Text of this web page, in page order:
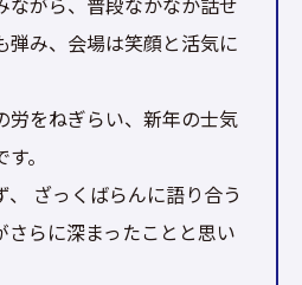
弾み、会場は笑顔と活気に
労をねぎらい、新年の士気
。
ざっくばらんに語り合う
さらに深まったことと思い